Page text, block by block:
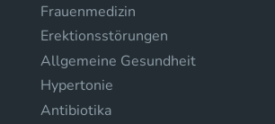
Frauenmedizin
Erektionsstörungen
Allgemeine Gesundheit
Hypertonie
Antibiotika